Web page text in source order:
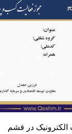
الکترونیک در قشم